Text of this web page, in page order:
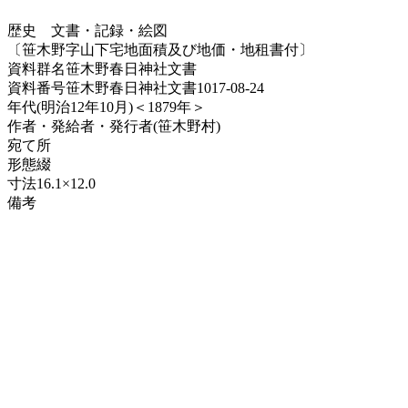
歴史
文書・記録・絵図
〔笹木野字山下宅地面積及び地価・地租書付〕
資料群名笹木野春日神社文書
資料番号笹木野春日神社文書1017-08-24
年代(明治12年10月)＜1879年＞
作者・発給者・発行者(笹木野村)
宛て所
形態綴
寸法16.1×12.0
備考